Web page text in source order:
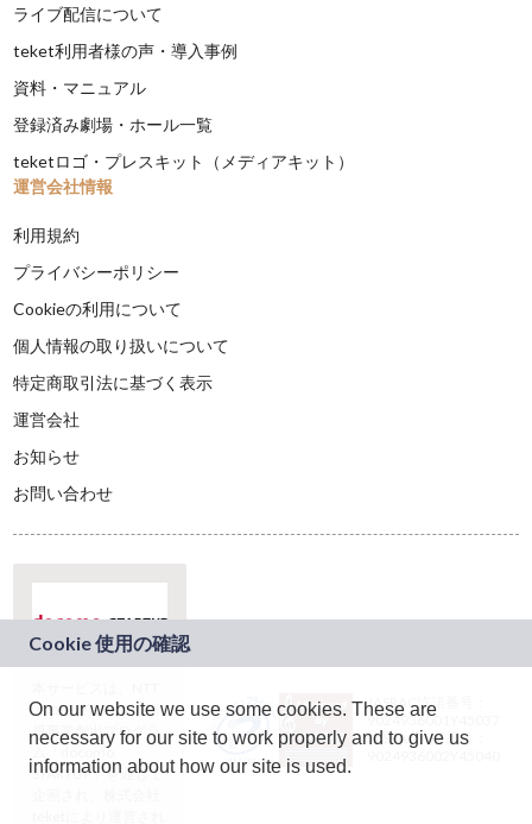
ライブ配信について
teket利用者様の声・導入事例
資料・マニュアル
登録済み劇場・ホール一覧
teketロゴ・プレスキット（メディアキット）
運営会社情報
利用規約
プライバシーポリシー
Cookieの利用について
個人情報の取り扱いについて
特定商取引法に基づく表示
運営会社
お知らせ
お問い合わせ
ドコモグループの新
規事業創出プログラ
ム「docomo
STARTUP」を通じて
JASRAC許諾番号：
9024936001Y45037
JASRAC許諾番号：
On our website we use some cookies. These are
necessary for our site to work properly and to give us
information about how our site is used.